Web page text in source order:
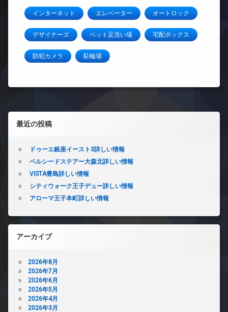
インターネット エレベーター オートロック
デザイナーズ ペット足洗い場 宅配ボックス
防犯カメラ 駐輪場
左サイドバー
最近の投稿
ドゥーエ銀座イースト3詳しい情報
ベルシードステアー大森北詳しい情報
VISTA豊島詳しい情報
シティウォーク王子デュー詳しい情報
アローマ王子本町詳しい情報
アーカイブ
2026年8月
2026年7月
2026年6月
2026年5月
2026年4月
2026年3月